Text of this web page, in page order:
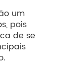
um
pois
de se